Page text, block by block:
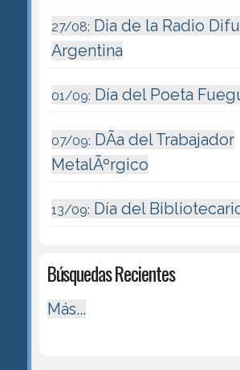
27/08: Dia de la Radio
Argentina
01/09: Día del Poeta
07/09: DÃ­a del Trabajador
MetalÃºrgico
13/09: Día del
Búsquedas Recientes
Más...